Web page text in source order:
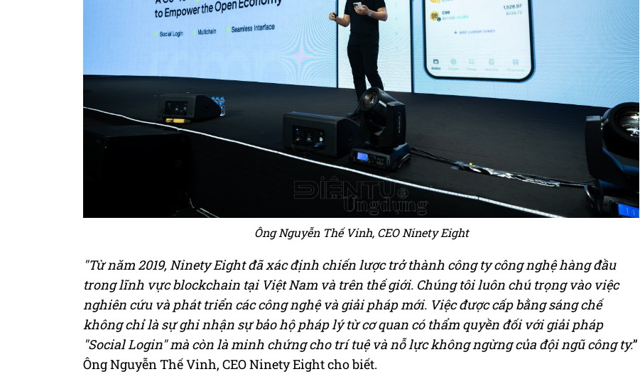
Ông Nguyễn Thế Vinh, CEO Ninety Eight
"Từ năm 2019, Ninety Eight đã xác định chiến lược trở thành công ty công nghệ hàng đầu
trong lĩnh vực blockchain tại Việt Nam và trên thế giới. Chúng tôi luôn chú trọng vào việc
nghiên cứu và phát triển các công nghệ và giải pháp mới. Việc được cấp bằng sáng chế
không chỉ là sự ghi nhận sự bảo hộ pháp lý từ cơ quan có thẩm quyền đối với giải pháp
"Social Login" mà còn là minh chứng cho trí tuệ và nỗ lực không ngừng của đội ngũ công ty.”
Ông Nguyễn Thế Vinh, CEO Ninety Eight cho biết.